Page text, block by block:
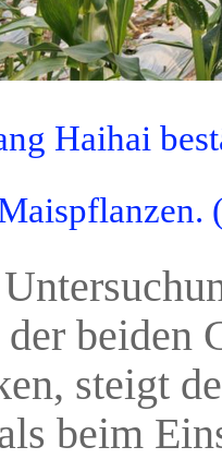
Haihai
beiden
steigt
beim